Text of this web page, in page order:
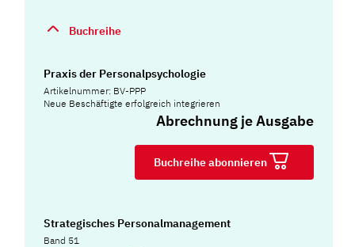
Buchreihe
Praxis der Personalpsychologie
Artikelnummer: BV-PPP
Neue Beschäftigte erfolgreich integrieren
Abrechnung je Ausgabe
Buchreihe abonnieren
Strategisches Personalmanagement
Band 51